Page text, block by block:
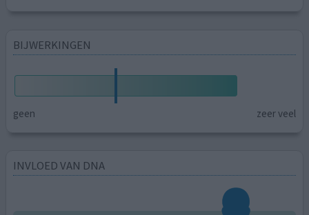
BIJWERKINGEN
geen zeer veel
INVLOED VAN DNA